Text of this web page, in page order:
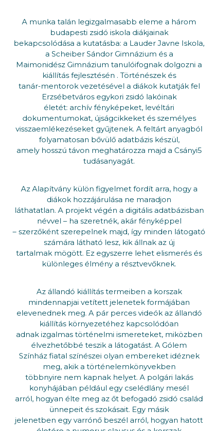
A munka talán legizgalmasabb eleme a három
budapesti zsidó iskola diákjainak
bekapcsolódása a kutatásba: a Lauder Javne Iskola,
a Scheiber Sándor Gimnázium és a
Maimonidész Gimnázium tanulóifognak dolgozni a
kiállítás fejlesztésén . Történészek és
tanár-mentorok vezetésével a diákok kutatják fel
Erzsébetváros egykori zsidó lakóinak
életét: archív fényképeket, levéltári
dokumentumokat, újságcikkeket és személyes
visszaemlékezéseket gyűjtenek. A feltárt anyagból
folyamatosan bővülő adatbázis készül,
amely hosszú távon meghatározza majd a Csányi5
tudásanyagát.
Az Alapítvány külön figyelmet fordít arra, hogy a
diákok hozzájárulása ne maradjon
láthatatlan. A projekt végén a digitális adatbázisban
névvel – ha szeretnék, akár fényképpel
– szerzőként szerepelnek majd, így minden látogató
számára látható lesz, kik állnak az új
tartalmak mögött. Ez egyszerre lehet elismerés és
különleges élmény a résztvevőknek.
Az állandó kiállítás termeiben a korszak
mindennapjai vetített jelenetek formájában
elevenednek meg. A pár perces videók az állandó
kiállítás környezetéhez kapcsolódóan
adnak izgalmas történelmi ismereteket, miközben
élvezhetőbbé teszik a látogatást. A Gólem
Színház fiatal színészei olyan embereket idéznek
meg, akik a történelemkönyvekben
többnyire nem kapnak helyet. A polgári lakás
konyhájában például egy cselédlány mesél
arról, hogyan élte meg az őt befogadó zsidó család
ünnepeit és szokásait. Egy másik
jelenetben egy varrónő beszél arról, hogyan hatott